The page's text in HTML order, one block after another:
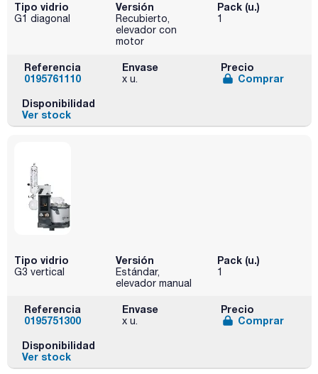
Tipo vidrio
G1 diagonal
Versión
Recubierto,
elevador con
motor
Pack (u.)
1
Referencia
0195761110
Envase
x u.
Precio
Comprar
Disponibilidad
Ver stock
Tipo vidrio
G3 vertical
Versión
Estándar,
elevador manual
Pack (u.)
1
Referencia
0195751300
Envase
x u.
Precio
Comprar
Disponibilidad
Ver stock